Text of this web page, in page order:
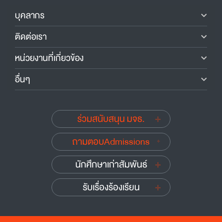
บุคลากร
ติดต่อเรา
หน่วยงานที่เกี่ยวข้อง
อื่นๆ
ร่วมสนับสนุน มจธ.
ถามตอบAdmissions
นักศึกษาเก่าสัมพันธ์
รับเรื่องร้องเรียน